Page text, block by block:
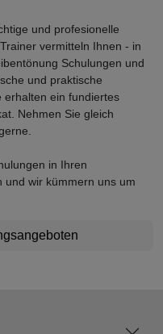
und profesionelle
vermitteln Ihnen - in
Schulungen und
und praktische
erhalten ein fundiertes
Nehmen Sie gleich
in Ihren
und wir kümmern uns um